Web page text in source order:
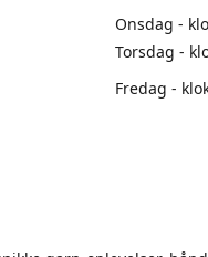
Onsdag -
Torsdag -
Fredag -